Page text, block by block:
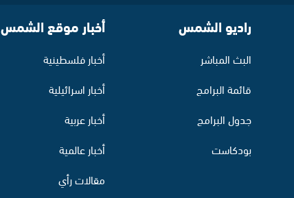
راديو الشمس
البث المباشر
قائمة البرامج
جدول البرامج
بودكاست
أخبار موقع الشمس
أخبار فلسطينية
أخبار اسرائيلية
أخبار عربية
أخبار عالمية
مقالات رأي